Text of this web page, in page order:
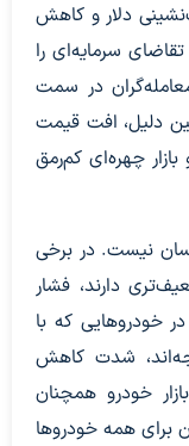
دلار و کاهش
سرمایه‌ای را
در سمت
دلیل، افت قیمت
چهره‌ای کم‌رمق
نیست. در برخی
دارند، فشار
خودروهایی که با
شدت کاهش
خودرو همچنان
برای همه خودروها